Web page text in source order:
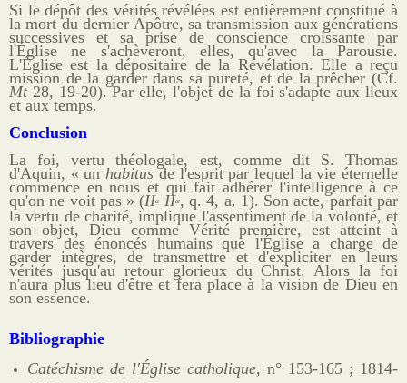
Si le dépôt des vérités révélées est entièrement constitué à
la mort du dernier Apôtre, sa transmission aux générations
successives et sa prise de conscience croissante par
l'Église ne s'achèveront, elles, qu'avec la Parousie.
L'Église est la dépositaire de la Révélation. Elle a reçu
mission de la garder dans sa pureté, et de la prêcher (Cf.
Mt28, 19-20). Par elle, l'objet de la foi s'adapte aux lieux
et aux temps.
Conclusion
La foi, vertu théologale, est, comme dit S. Thomas
d'Aquin, « unhabitus de l'esprit par lequel la vie éternelle
commence en nous et qui fait adhérer l'intelligence à ce
qu'on ne voit pas » (IIa IIæ, q. 4, a. 1). Son acte, parfait par
la vertu de charité, implique l'assentiment de la volonté, et
son objet, Dieu comme Vérité première, est atteint à
travers des énoncés humains que l'Église a charge de
garder intègres, de transmettre et d'expliciter en leurs
vérités jusqu'au retour glorieux du Christ. Alors la foi
n'aura plus lieu d'être et fera place à la vision de Dieu en
son essence.
Bibliographie
Catéchisme de l'Église catholique, n° 153-165 ; 1814-